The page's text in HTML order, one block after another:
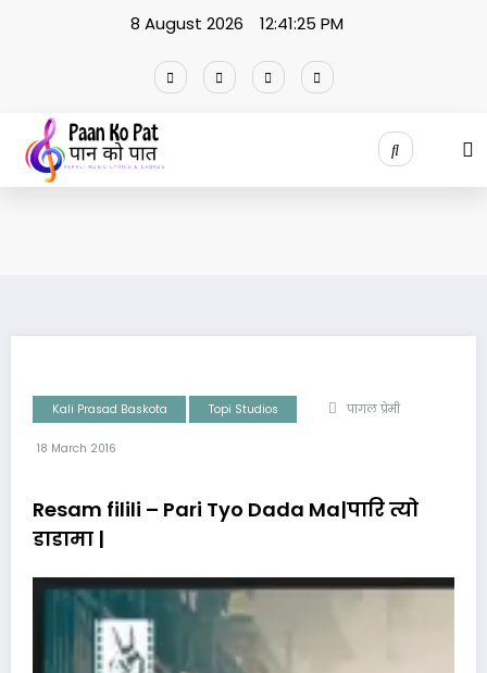
8 August 2026 12:41:25 PM
Kali Prasad Baskota Topi Studios पागल प्रेमी
18 March 2016
Resam filili – Pari Tyo Dada Ma|पारि त्यो
डाडामा |